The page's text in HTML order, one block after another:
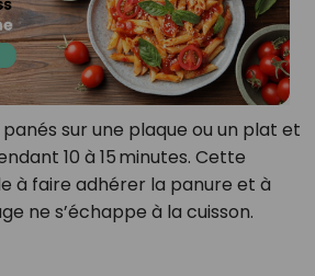
sur une plaque ou un plat et
10 à 15 minutes. Cette
à faire adhérer la panure et à
ne s’échappe à la cuisson.